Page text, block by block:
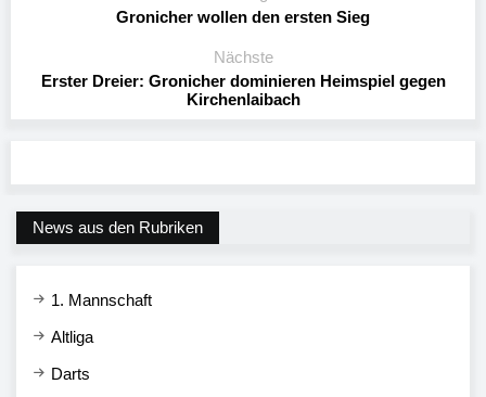
Gronicher wollen den ersten Sieg
Nächste
Erster Dreier: Gronicher dominieren Heimspiel gegen
Kirchenlaibach
News aus den Rubriken
1. Mannschaft
Altliga
Darts